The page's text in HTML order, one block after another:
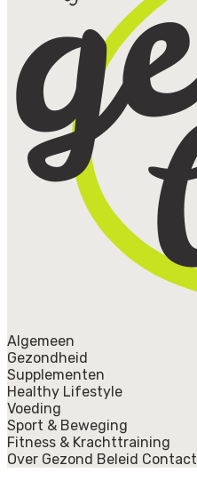
Algemeen
Gezondheid
Supplementen
Healthy Lifestyle
Voeding
Sport & Beweging
Fitness & Krachttraining
Over Gezond Beleid Contact